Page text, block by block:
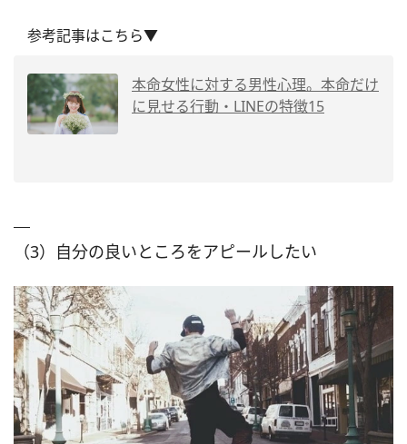
参考記事はこちら▼
本命女性に対する男性心理。本命だけ
に見せる行動・LINEの特徴15
（3）自分の良いところをアピールしたい